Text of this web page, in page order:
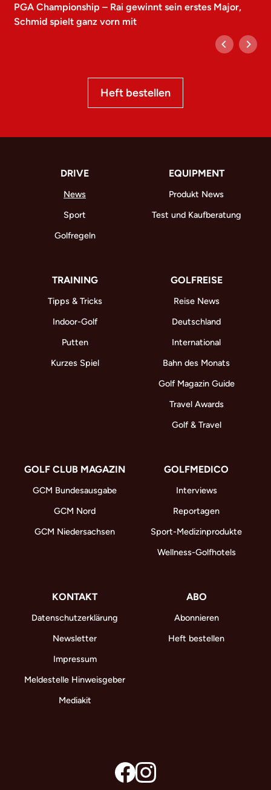
PGA Championship – Rai gewinnt sein erstes Major,
Schmid spielt ganz vorn mit
Heft bestellen
DRIVE
News
Sport
Golfregeln
EQUIPMENT
Produkt News
Test und Kaufberatung
TRAINING
Tipps & Tricks
Indoor-Golf
Putten
Kurzes Spiel
GOLFREISE
Reise News
Deutschland
International
Bahn des Monats
Golf Magazin Guide
Travel Awards
Golf & Travel
GOLF CLUB MAGAZIN
GCM Bundesausgabe
GCM Nord
GCM Niedersachsen
GOLFMEDICO
Interviews
Reportagen
Sport-Medizinprodukte
Wellness-Golfhotels
KONTAKT
Datenschutzerklärung
Newsletter
Impressum
Meldestelle Hinweisgeber
Mediakit
ABO
Abonnieren
Heft bestellen